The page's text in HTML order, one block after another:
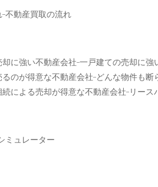
不動産買取の流れ
却に強い不動産会社 一戸建ての売却に強
るのが得意な不動産会社 どんな物件も断
続による売却が得意な不動産会社 リース
ミュレーター